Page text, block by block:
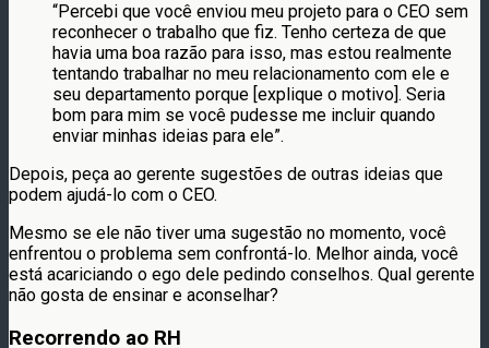
“Percebi que você enviou meu projeto para o CEO sem
reconhecer o trabalho que fiz. Tenho certeza de que
havia uma boa razão para isso, mas estou realmente
tentando trabalhar no meu relacionamento com ele e
seu departamento porque [explique o motivo]. Seria
bom para mim se você pudesse me incluir quando
enviar minhas ideias para ele”.
Depois, peça ao gerente sugestões de outras ideias que
podem ajudá-lo com o CEO.
Mesmo se ele não tiver uma sugestão no momento, você
enfrentou o problema sem confrontá-lo. Melhor ainda, você
está acariciando o ego dele pedindo conselhos. Qual gerente
não gosta de ensinar e aconselhar?
Recorrendo ao RH